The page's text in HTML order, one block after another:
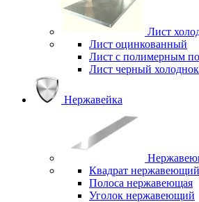
Лист
Лист оцинкованный
Лист с полимерным
Лист черный
Нержавейка
Квадрат нержавеющий
Полоса нержавеющая
Уголок нержавеющий